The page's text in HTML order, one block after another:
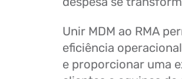
Unir MDM ao RMA
eficiência
e proporcionar uma